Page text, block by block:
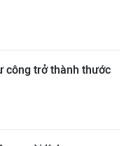
công trở thành thước